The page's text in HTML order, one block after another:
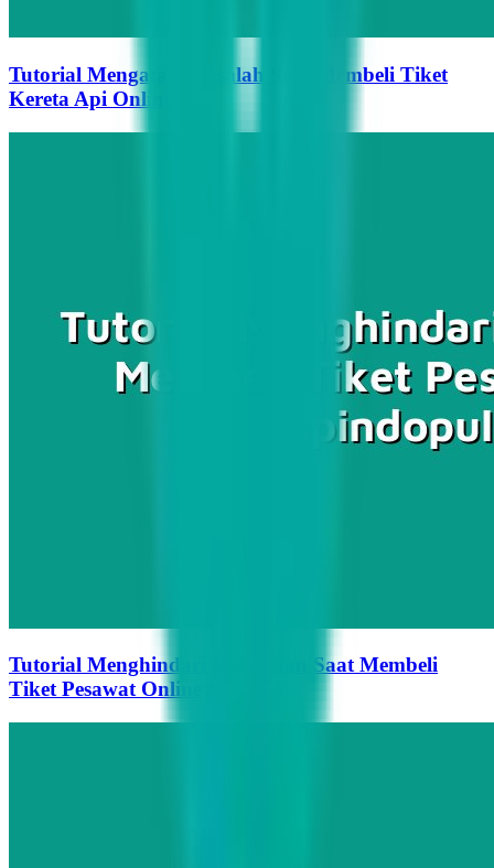
Tutorial Mengatasi Masalah Saat Membeli Tiket
Kereta Api Online
Tutorial Menghindari Kesalahan Saat Membeli
Tiket Pesawat Online